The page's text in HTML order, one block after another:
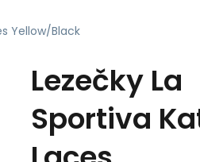
Yellow/Black
Lezečky La
Sportiva